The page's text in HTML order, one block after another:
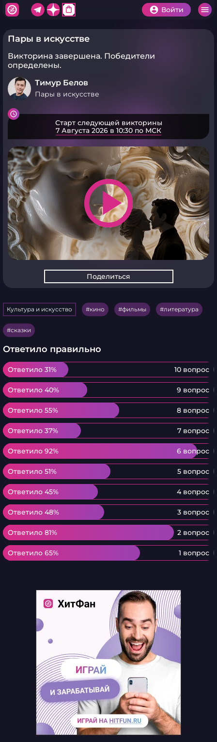
shopping_bag Войти
Пары в искусстве
Викторина завершена. Победители
определены.
Тимур Белов
Пары в искусстве
Старт следующей викторины
7 Августа 2026 в 10:30 по МСК
play_arrow
Поделиться
Культура и искусство кино фильмы литература
сказки
Ответило правильно
Ответило 31% 10 вопрос
Ответило 31%
Ответило 40% 9 вопрос
Ответило 40%
Ответило 55% 8 вопрос
Ответило 55%
Ответило 37% 7 вопрос
Ответило 37%
Ответило 92% 6 вопрос
Ответило 92%
Ответило 51% 5 вопрос
Ответило 51%
Ответило 45% 4 вопрос
Ответило 45%
Ответило 48% 3 вопрос
Ответило 48%
Ответило 81% 2 вопрос
Ответило 81%
Ответило 65% 1 вопрос
Ответило 65%